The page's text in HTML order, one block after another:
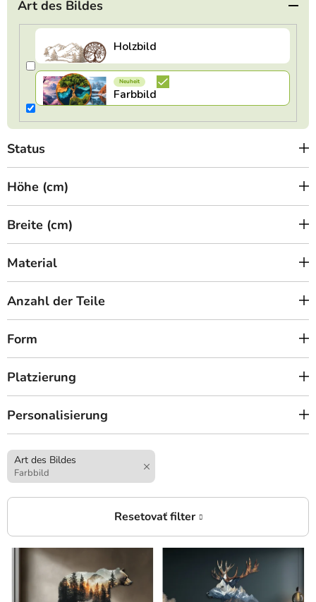
Art des Bildes
Status
Höhe (cm)
Breite (cm)
Material
Anzahl der Teile
Form
Platzierung
Personalisierung
Art des Bildes
Farbbild
L